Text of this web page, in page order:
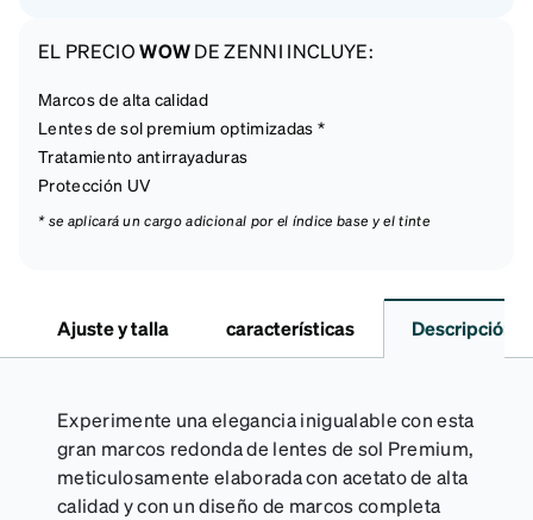
EL PRECIOWOWDE ZENNI INCLUYE:
Marcos de alta calidad
Lentes de sol premium optimizadas *
Tratamiento antirrayaduras
Protección UV
* se aplicará un cargo adicional por el índice base y el tinte
Ajuste y talla características Descripción
Experimente una elegancia inigualable con esta
gran marcos redonda de lentes de sol Premium,
meticulosamente elaborada con acetato de alta
calidad y con un diseño de marcos completa